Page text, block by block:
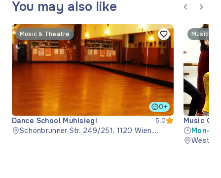
You may also like
Music & Theatre
0+
Dance School Mühlsiegl
5.0
Schönbrunner Str. 249/251, 1120 Wien,
Music &
Music
Mon-